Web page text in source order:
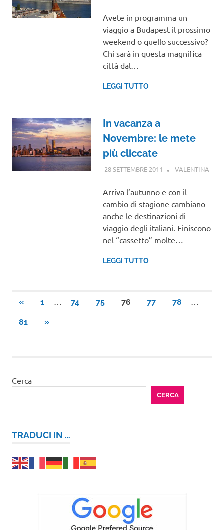
Avete in programma un
viaggio a Budapest il prossimo
weekend o quello successivo?
Chi sarà in questa magnifica
città dal…
LEGGI TUTTO
In vacanza a
Novembre: le mete
più cliccate
28 SETTEMBRE 2011 VALENTINA
Arriva l’autunno e con il
cambio di stagione cambiano
anche le destinazioni di
viaggio degli italiani. Finiscono
nel “cassetto” molte…
LEGGI TUTTO
Paginazione
degli
«ARTICOLI
1 … 74 75 76 77 78 …
81
ARTICOLI
»
Cerca
CERCA
TRADUCI IN …